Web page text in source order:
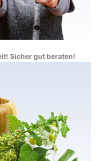
Sicher gut beraten!